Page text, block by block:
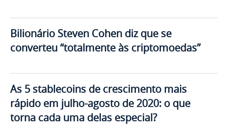
Bilionário Steven Cohen diz que se
converteu “totalmente às criptomoedas”
As 5 stablecoins de crescimento mais
rápido em julho-agosto de 2020: o que
torna cada uma delas especial?